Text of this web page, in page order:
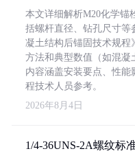
本文详细解析M20化学锚
括螺杆直径、钻孔尺寸等
凝土结构后锚固技术规程
方法和典型数值（如混凝
内容涵盖安装要点、性
程技术人员参考。
2026年8月4日
1/4-36UNS-2A螺纹标